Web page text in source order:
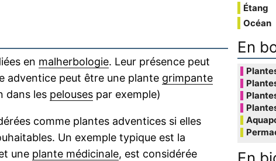
en malherbologie. Leur présence peut
adventice peut être une plante grimpante
dans les pelouses par exemple)
comme plantes adventices si elles
Un exemple typique est la
une plante médicinale, est considérée
Étang
Océan
En